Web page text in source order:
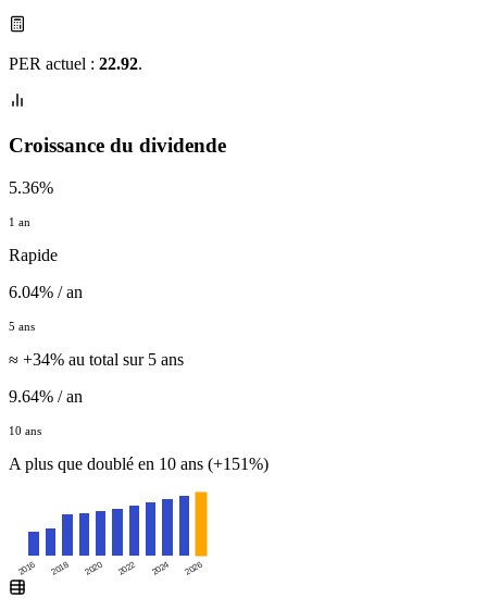
PER actuel : 22.92.
Croissance du dividende
5.36%
1 an
Rapide
6.04% / an
5 ans
≈ +34% au total sur 5 ans
9.64% / an
10 ans
A plus que doublé en 10 ans (+151%)
2016 2018 2020 2022 2024 2026